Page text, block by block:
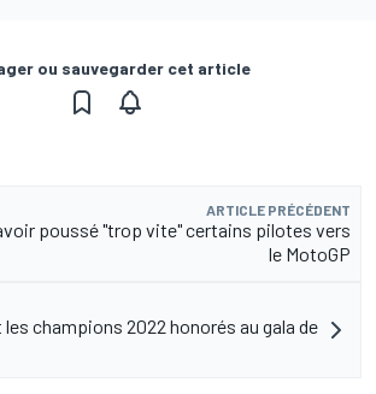
ou sauvegarder cet article
ARTICLE PRÉCÉDENT
poussé "trop vite" certains pilotes vers
le MotoGP
champions 2022 honorés au gala de